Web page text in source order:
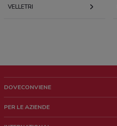
VELLETRI
DOVECONVIENE
Chi siamo
PER LE AZIENDE